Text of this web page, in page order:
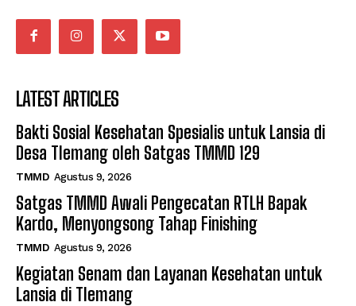
LATEST ARTICLES
Bakti Sosial Kesehatan Spesialis untuk Lansia di
Desa Tlemang oleh Satgas TMMD 129
TMMD Agustus 9, 2026
Satgas TMMD Awali Pengecatan RTLH Bapak
Kardo, Menyongsong Tahap Finishing
TMMD Agustus 9, 2026
Kegiatan Senam dan Layanan Kesehatan untuk
Lansia di Tlemang